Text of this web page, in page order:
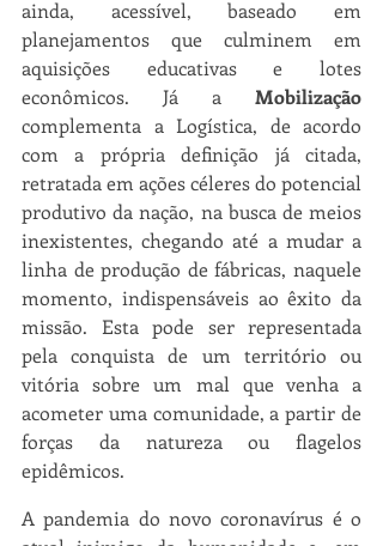
ainda, acessível, baseado em
planejamentos que culminem em
aquisições educativas e lotes
econômicos. Já a
complementa a Logística, de acordo
com a própria definição já citada,
retratada em ações céleres do potencial
produtivo da nação, na busca de meios
inexistentes, chegando até a mudar a
linha de produção de fábricas, naquele
momento, indispensáveis ao êxito da
missão. Esta pode ser representada
pela conquista de um território ou
vitória sobre um mal que venha a
acometer uma comunidade, a partir de
forças da natureza ou flagelos
epidêmicos.
A pandemia do novo coronavírus é o